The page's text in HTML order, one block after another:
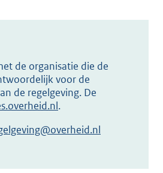
de organisatie die de
voor de
de regelgeving. De
.